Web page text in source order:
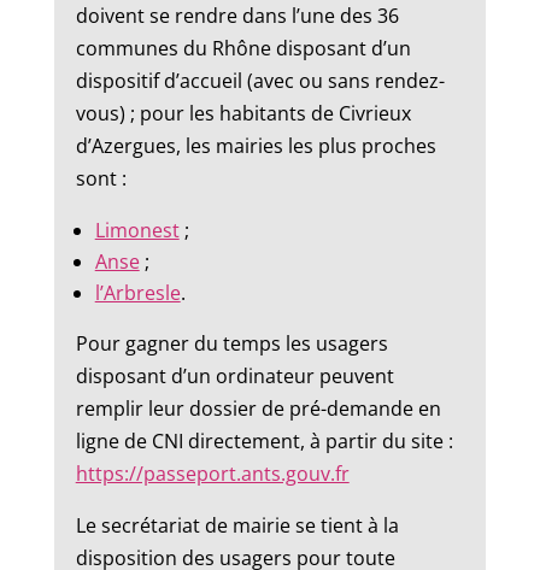
doivent se rendre dans l’une des 36
communes du Rhône disposant d’un
dispositif d’accueil (avec ou sans rendez-
vous) ; pour les habitants de Civrieux
d’Azergues, les mairies les plus proches
sont :
Limonest;
Anse;
l’Arbresle.
Pour gagner du temps les usagers
disposant d’un ordinateur peuvent
remplir leur dossier de pré-demande en
ligne de CNI directement, à partir du site :
https://passeport.ants.gouv.fr
Le secrétariat de mairie se tient à la
disposition des usagers pour toute